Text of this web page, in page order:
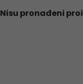
Nisu pronađeni